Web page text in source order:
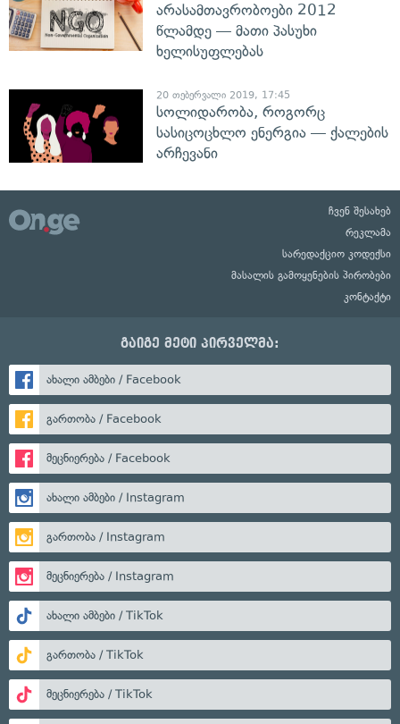
არასამთავრობოები 2012
წლამდე — მათი პასუხი
ხელისუფლებას
20 თებერვალი 2019, 17:45
სოლიდარობა, როგორც
სასიცოცხლო ენერგია — ქალების
არჩევანი
ჩვენ შესახებ
რეკლამა
სარედაქციო კოდექსი
მასალის გამოყენების პირობები
კონტაქტი
გაიგე მეტი პირველმა:
ახალი ამბები / Facebook
გართობა / Facebook
მეცნიერება / Facebook
ახალი ამბები / Instagram
გართობა / Instagram
მეცნიერება / Instagram
ახალი ამბები / TikTok
გართობა / TikTok
მეცნიერება / TikTok